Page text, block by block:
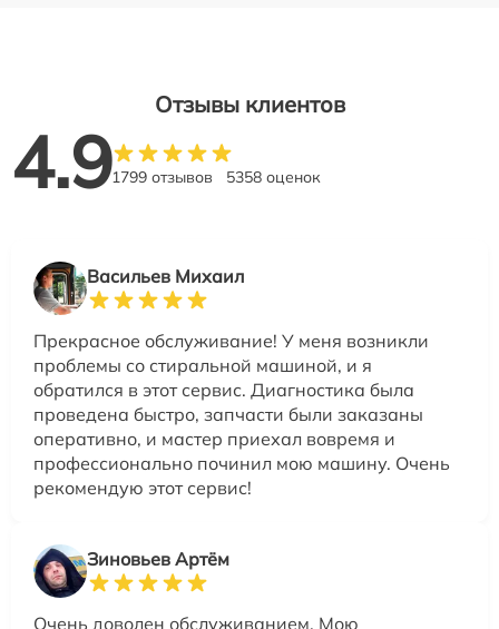
Отзывы клиентов
4.91799 отзывов 5358 оценок
Васильев Михаил
Прекрасное обслуживание! У меня возникли
проблемы со стиральной машиной, и я
обратился в этот сервис. Диагностика была
проведена быстро, запчасти были заказаны
оперативно, и мастер приехал вовремя и
профессионально починил мою машину. Очень
рекомендую этот сервис!
Зиновьев Артём
Очень доволен обслуживанием. Мою